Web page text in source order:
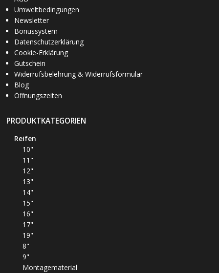
Umweltbedingungen
Newsletter
Bonussystem
Datenschutzerklärung
Cookie-Erklärung
Gutschein
Widerrufsbelehrung & Widerrufsformular
Blog
Öffnungszeiten
PRODUKTKATEGORIEN
Reifen
10"
11"
12"
13"
14"
15"
16"
17"
19"
8"
9"
Montagematerial